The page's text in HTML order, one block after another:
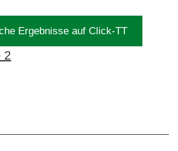
Ergebnisse auf Click-TT
2